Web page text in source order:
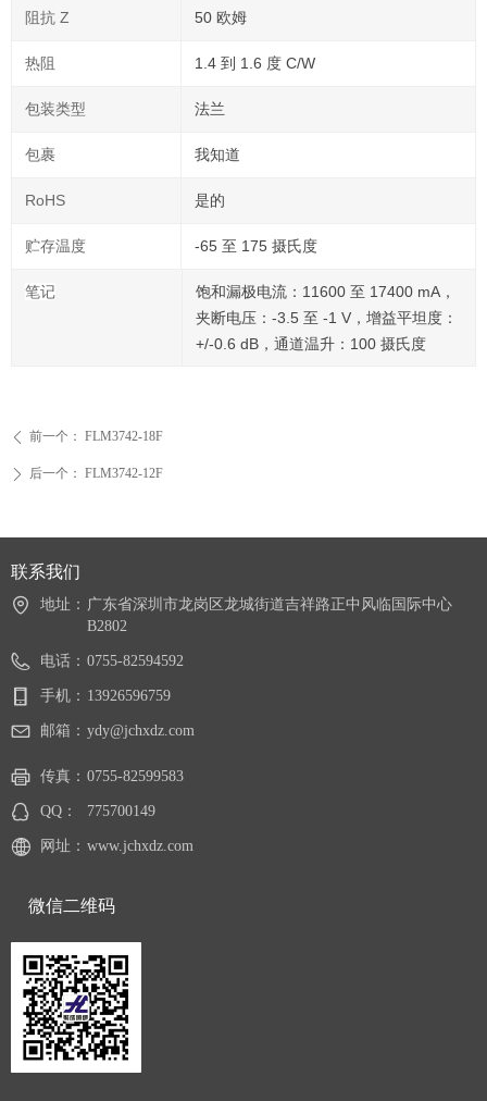
阻抗 Z 50 欧姆
热阻 1.4 到 1.6 度 C/W
包装类型 法兰
包裹 我知道
RoHS 是的
贮存温度 -65 至 175 摄氏度
笔记
饱和漏极电流：11600 至 17400 mA，
夹断电压：-3.5 至 -1 V，增益平坦度：
+/-0.6 dB，通道温升：100 摄氏度
ꄴ 前一个： FLM3742-18F
ꄲ 后一个： FLM3742-12F
联系我们
地址： 广东省深圳市龙岗区龙城街道吉祥路正中风临国际中心
B2802
电话： 0755-82594592
手机： 13926596759
邮箱： ydy@jchxdz.com
传真： 0755-82599583
QQ： 775700149
网址： www.jchxdz.com
微信二维码